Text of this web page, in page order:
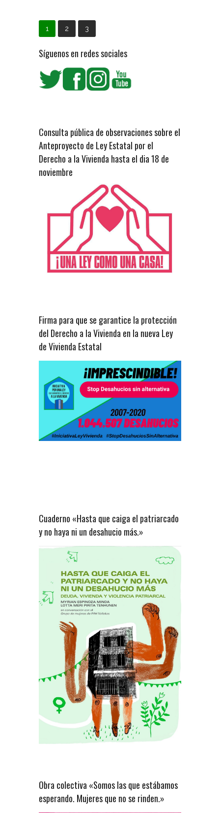
1 2 3
Síguenos en redes sociales
Consulta pública de observaciones sobre el
Anteproyecto de Ley Estatal por el
Derecho a la Vivienda hasta el dia 18 de
noviembre
Firma para que se garantice la protección
del Derecho a la Vivienda en la nueva Ley
de Vivienda Estatal
Cuaderno «Hasta que caiga el patriarcado
y no haya ni un desahucio más.»
Obra colectiva «Somos las que estábamos
esperando. Mujeres que no se rinden.»